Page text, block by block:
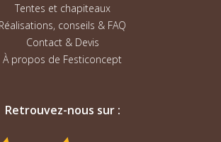
Tentes et chapiteaux
Réalisations, conseils & FAQ
Contact & Devis
À propos de Festiconcept
Retrouvez-nous sur :